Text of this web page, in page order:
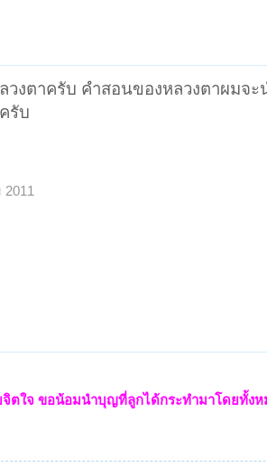
วงตาครับ คำสอนของหลวงตาผมจ
รับ
ตใจ ขอน้อมนำบุญที่ลูกได้กระทำมาโดยทั้ง